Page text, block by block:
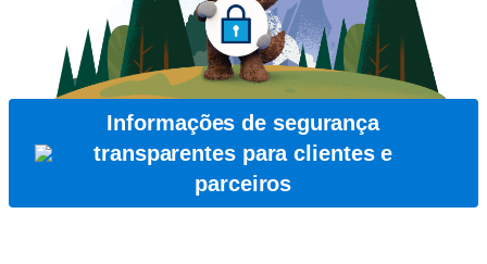
Informações de segurança
transparentes para clientes e
parceiros